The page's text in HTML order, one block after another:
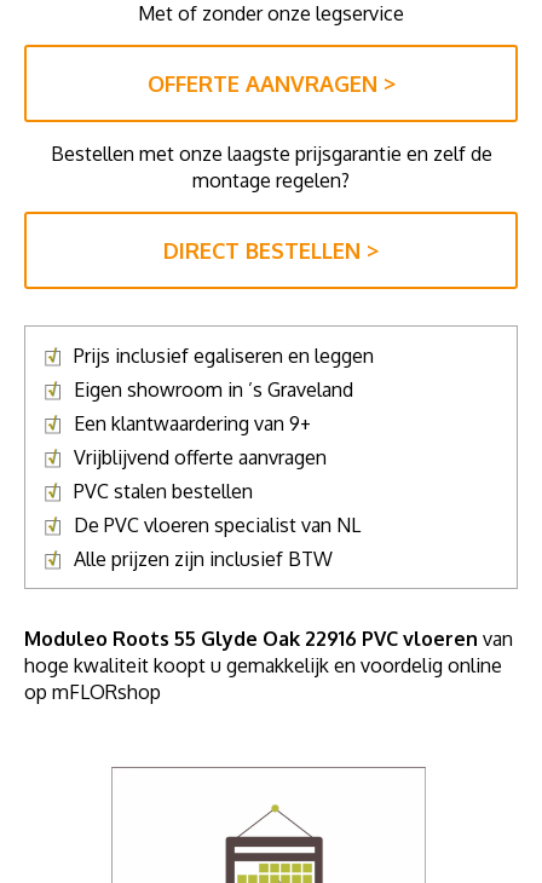
Met of zonder onze legservice
OFFERTE AANVRAGEN >
Bestellen met onze laagste prijsgarantie en zelf de
montage regelen?
DIRECT BESTELLEN >
Prijs inclusief egaliseren en leggen
Eigen showroom in ’s Graveland
Een klantwaardering van 9+
Vrijblijvend offerte aanvragen
PVC stalen bestellen
De PVC vloeren specialist van NL
Alle prijzen zijn inclusief BTW
Moduleo Roots 55 Glyde Oak 22916 PVC vloeren van
hoge kwaliteit koopt u gemakkelijk en voordelig online
op mFLORshop